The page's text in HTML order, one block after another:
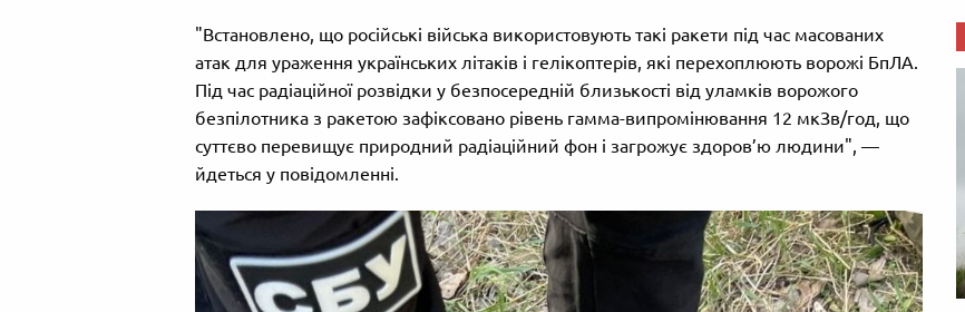
"Встановлено, що російські війська використовують такі ракети під час масованих
атак для ураження українських літаків і гелікоптерів, які перехоплюють ворожі БпЛА.
Під час радіаційної розвідки у безпосередній близькості від уламків ворожого
безпілотника з ракетою зафіксовано рівень гамма-випромінювання 12 мкЗв/год, що
суттєво перевищує природний радіаційний фон і загрожує здоров’ю людини", —
йдеться у повідомленні.